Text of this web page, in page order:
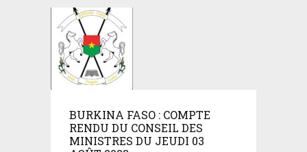
BURKINA FASO : COMPTE
RENDU DU CONSEIL DES
MINISTRES DU JEUDI 03